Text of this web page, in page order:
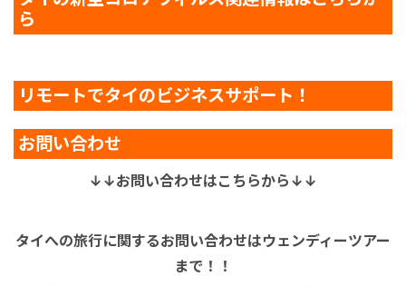
ら
リモートでタイのビジネスサポート！
お問い合わせ
↓↓お問い合わせはこちらから↓↓
タイへの旅行に関するお問い合わせはウェンディーツアー
まで！！